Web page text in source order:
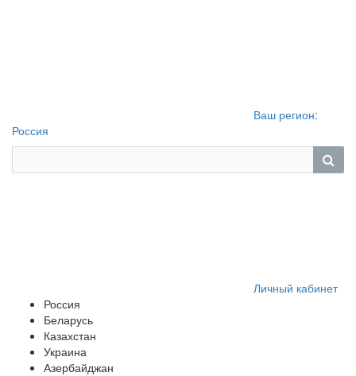
Ваш регион:
Россия
Личный кабинет
Россия
Беларусь
Казахстан
Украина
Азербайджан